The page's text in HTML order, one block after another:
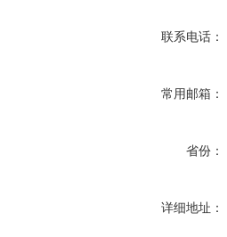
联系电话：
常用邮箱：
省份：
详细地址：